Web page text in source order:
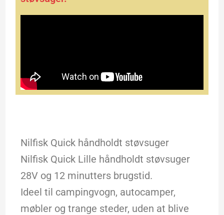
Nilfisk Quick håndholdt støvsuger
Nilfisk Quick Lille håndholdt støvsuger
28V og 12 minutters brugstid.
Ideel til campingvogn, autocamper,
møbler og trange steder, uden at blive